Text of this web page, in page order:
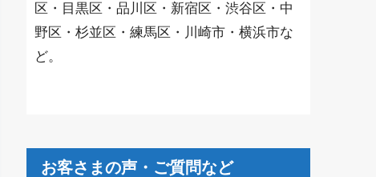
区・目黒区・品川区・新宿区・渋谷区・中
野区・杉並区・練馬区・川崎市・横浜市な
ど。
お客さまの声・ご質問など